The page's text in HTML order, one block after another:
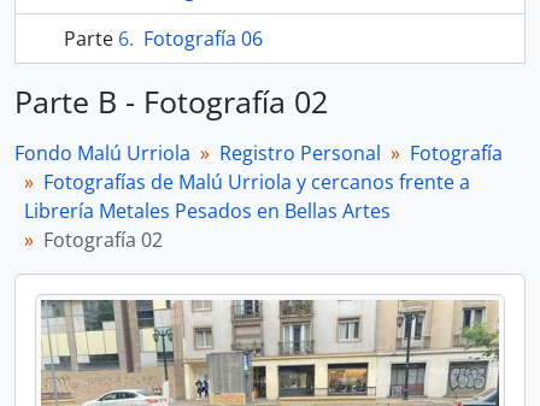
Parte
Fotografía 06
Parte B - Fotografía 02
Fondo Malú Urriola Registro Personal
Fotografía
Fotografías de Malú Urriola y cercanos frente a
Librería Metales Pesados en Bellas Artes
Fotografía 02